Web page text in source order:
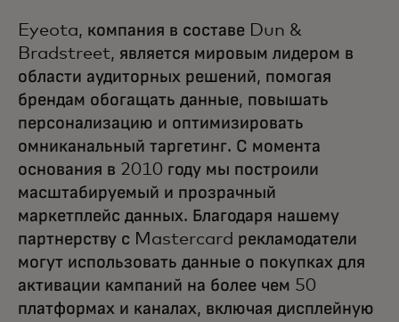
Eyeota, компания в составе Dun &
Bradstreet, является мировым лидером в
области аудиторных решений, помогая
брендам обогащать данные, повышать
персонализацию и оптимизировать
омниканальный таргетинг. С момента
основания в 2010 году мы построили
масштабируемый и прозрачный
маркетплейс данных. Благодаря нашему
партнерству с Mastercard рекламодатели
могут использовать данные о покупках для
активации кампаний на более чем 50
платформах и каналах, включая дисплейную